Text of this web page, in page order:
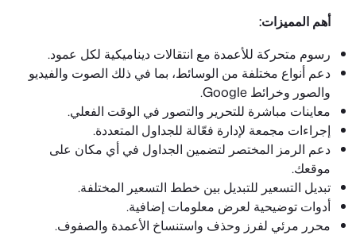
أهم المميزات:
رسوم متحركة للأعمدة مع انتقالات ديناميكية لكل عمود.
دعم أنواع مختلفة من الوسائط، بما في ذلك الصوت والفيديو
والصور وخرائط Google.
معاينات مباشرة للتحرير والتصور في الوقت الفعلي.
إجراءات مجمعة لإدارة فعّالة للجداول المتعددة.
دعم الرمز المختصر لتضمين الجداول في أي مكان على
موقعك.
تبديل التسعير للتبديل بين خطط التسعير المختلفة.
أدوات توضيحية لعرض معلومات إضافية.
محرر مرئي لفرز وحذف واستنساخ الأعمدة والصفوف.